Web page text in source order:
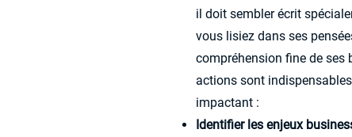
il doit sembler écrit
vous lisiez dans ses
compréhension fine de ses
actions sont
impactant :
Identifier les enjeux